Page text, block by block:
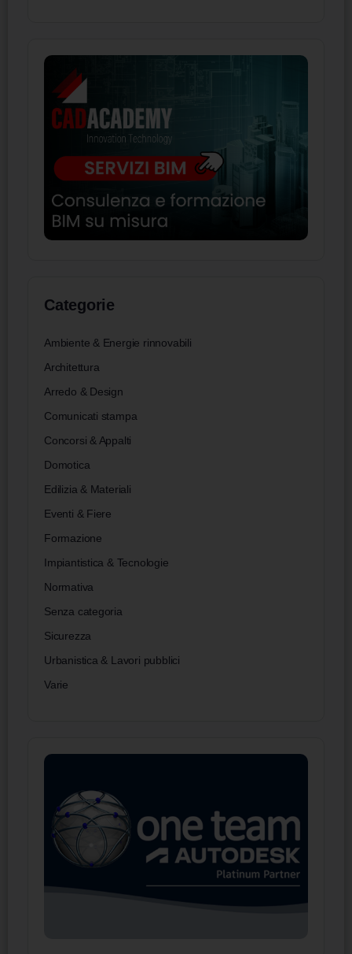
Categorie
Ambiente & Energie rinnovabili
Architettura
Arredo & Design
Comunicati stampa
Concorsi & Appalti
Domotica
Edilizia & Materiali
Eventi & Fiere
Formazione
Impiantistica & Tecnologie
Normativa
Senza categoria
Sicurezza
Urbanistica & Lavori pubblici
Varie